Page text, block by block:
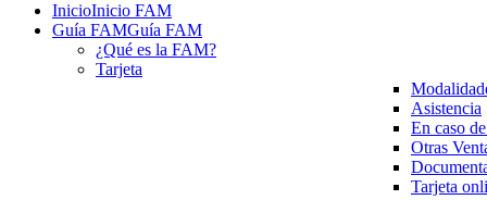
InicioInicio FAM
Guía FAMGuía FAM
¿Qué es la FAM?
Tarjeta
Asistencia
En caso
Otras
Tarjeta